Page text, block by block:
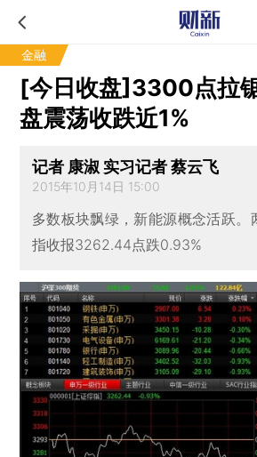
金融
[今日收盘]3300点拉
盘震荡收跌近1%
记者 康淑 实习记者 蔡云飞
2015年10月14日 15:00
多数板块飘绿，新能源概念活跃。
指收报3262.44点跌0.93%